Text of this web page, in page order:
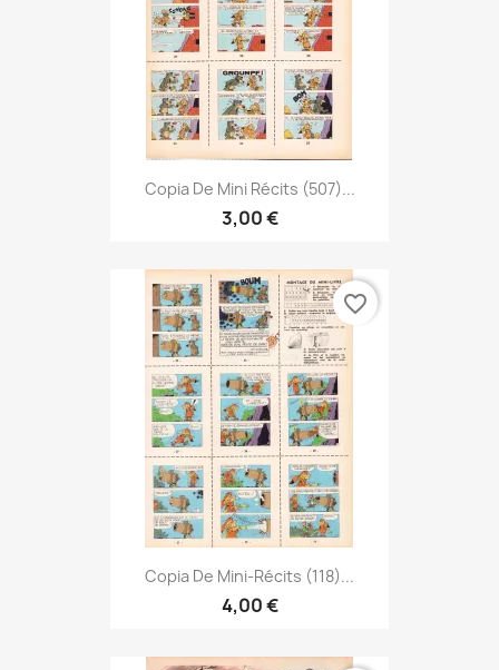
Copia De Mini Récits (507)...
3,00 €
Copia De Mini-Récits (118)...
4,00 €
favorite_border